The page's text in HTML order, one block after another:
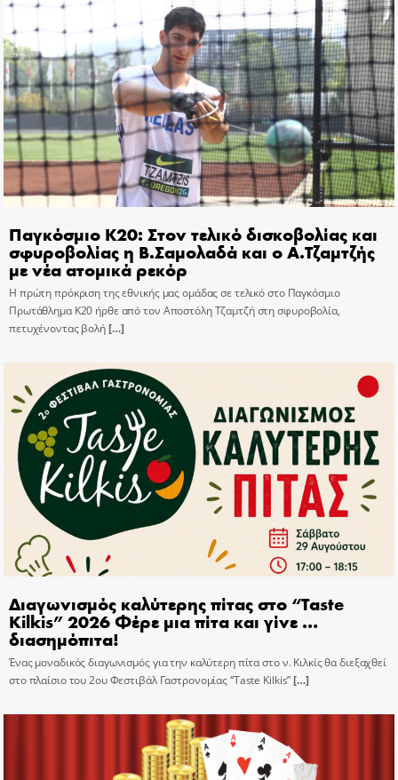
Παγκόσμιο Κ20: Στον τελικό δισκοβολίας και
σφυροβολίας η Β.Σαμολαδά και ο Α.Τζαμτζής
με νέα ατομικά ρεκόρ
Η πρώτη πρόκριση της εθνικής μας ομάδας σε τελικό στο Παγκόσμιο
Πρωτάθλημα Κ20 ήρθε από τον Αποστόλη Τζαμτζή στη σφυροβολία,
πετυχένοντας βολή[…]
Διαγωνισμός καλύτερης πίτας στο “Taste
Kilkis” 2026 Φέρε μια πίτα και γίνε …
διασημόπιτα!
Ένας μοναδικός διαγωνισμός για την καλύτερη πίτα στο ν. Κιλκίς θα διεξαχθεί
στο πλαίσιο του 2ου Φεστιβάλ Γαστρονομίας “Taste Kilkis”[…]